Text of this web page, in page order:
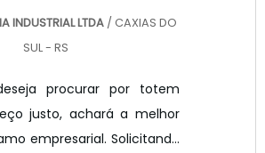
INDUSTRIAL LTDA / CAXIAS DO
SUL - RS
procurar por totem
justo, achará a melhor
empresarial. Solicitando